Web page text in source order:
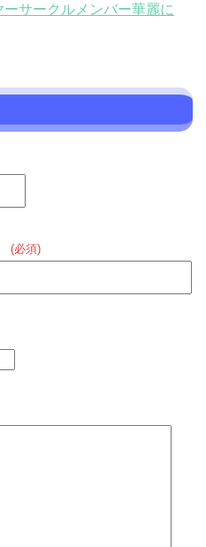
サークルメンバー華麗に
(必須)